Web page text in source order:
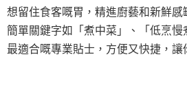
想留住食客嘅胃，精進廚藝和新鮮感
簡單關鍵字如「煮中菜」、「低烹
最適合嘅專業貼士，方便又快捷，讓